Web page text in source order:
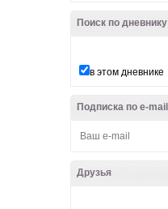
Поиск по дневнику
в этом дневнике
Подписка по e-mail
Друзья